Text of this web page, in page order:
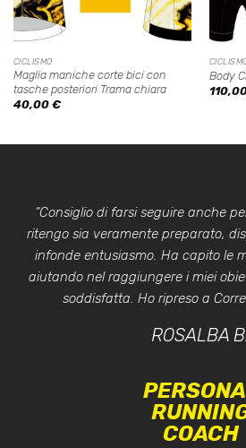
CICLISMO
Maglia maniche corte bici con
tasche posteriori Trama chiara
40,00 €
Body
“Consiglio di farsi seguire anche
ritengo sia veramente preparato,
infonde entusiasmo. Ha capito le
aiutando nel raggiungere i miei
soddisfatta. Ho ripreso a
ROSALBA
COACH